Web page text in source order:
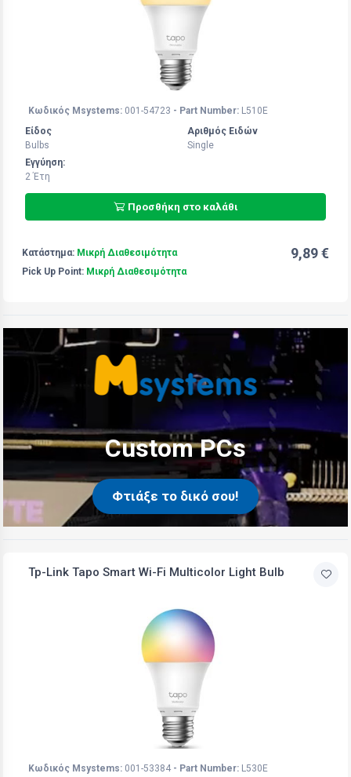
Κωδικός Msystems: 001-54723 - Part Number: L510E
Είδος
Bulbs
Αριθμός Ειδών
Single
Εγγύηση:
2 Έτη
Προσθήκη στο καλάθι
Κατάστημα: Μικρή Διαθεσιμότητα
Pick Up Point: Μικρή Διαθεσιμότητα
9,89 €
Custom PCs
Φτιάξε το δικό σου!
Tp-Link Tapo Smart Wi-Fi Multicolor Light Bulb
Κωδικός Msystems: 001-53384 - Part Number: L530E